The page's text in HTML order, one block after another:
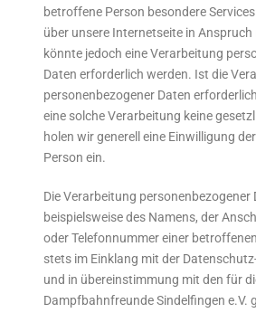
betroffene Person besondere
über unsere Internetseite in Anspruch
könnte jedoch eine Verarbeitung
Daten erforderlich werden. Ist die
personenbezogener Daten
eine solche Verarbeitung keine
holen wir generell eine Einwilligung
Person ein.
Die Verarbeitung personenbezogener
beispielsweise des Namens, der
oder Telefonnummer einer
stets im Einklang mit der
und in übereinstimmung mit den für
Dampfbahnfreunde Sindelfingen e.V.